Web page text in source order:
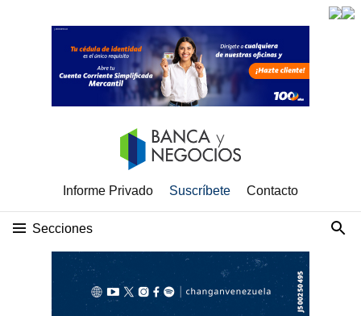
Informe Privado Suscríbete Contacto
Secciones